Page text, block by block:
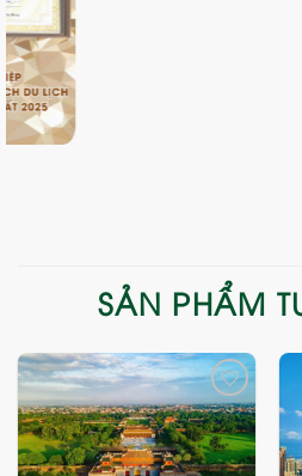
SẢN PHẨM
Add
to
wishlist